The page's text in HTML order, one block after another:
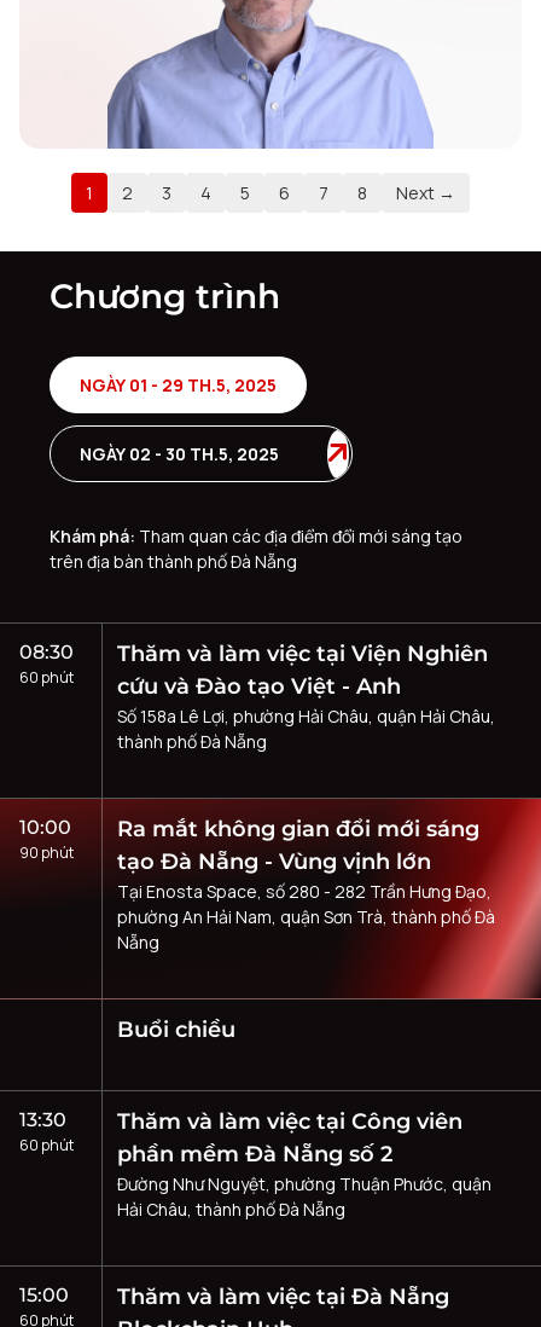
1 2 3 4 5 6 7 8 Next →
Chương trình
NGÀY 01 - 29 TH.5, 2025
NGÀY 02 - 30 TH.5, 2025
Khám phá: Tham quan các địa điểm đổi mới sáng tạo
trên địa bàn thành phố Đà Nẵng
08:30
60 phút
Thăm và làm việc tại Viện Nghiên
cứu và Đào tạo Việt - Anh
Số 158a Lê Lợi, phường Hải Châu, quận Hải Châu,
thành phố Đà Nẵng
10:00
90 phút
Ra mắt không gian đổi mới sáng
tạo Đà Nẵng - Vùng vịnh lớn
Tại Enosta Space, số 280 - 282 Trần Hưng Đạo,
phường An Hải Nam, quận Sơn Trà, thành phố Đà
Nẵng
Buổi chiều
13:30
60 phút
Thăm và làm việc tại Công viên
phần mềm Đà Nẵng số 2
Đường Như Nguyệt, phường Thuận Phước, quận
Hải Châu, thành phố Đà Nẵng
15:00
60 phút
Thăm và làm việc tại Đà Nẵng